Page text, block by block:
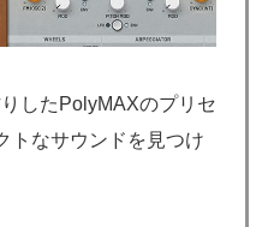
したPolyMAXのプリセ
トなサウンドを見つけ